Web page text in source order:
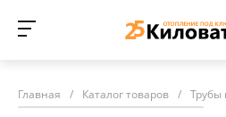
Главная / Каталог товаров / Трубы